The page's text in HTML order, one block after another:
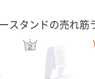
スタンドの売れ筋